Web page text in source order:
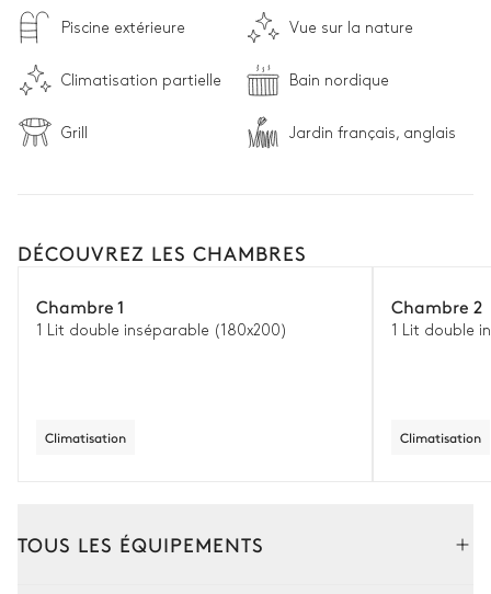
Piscine extérieure Vue sur la nature
Climatisation partielle Bain nordique
Grill Jardin français, anglais
DÉCOUVREZ LES CHAMBRES
Chambre 1
1 Lit double inséparable (180x200)
Climatisation
Chambre 2
1 Lit double
Climatisation
TOUS LES ÉQUIPEMENTS